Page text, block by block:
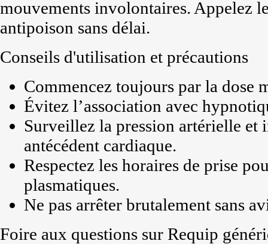
mouvements involontaires. Appelez
antipoison sans délai.
Conseils d'utilisation et précautions
Commencez toujours par la dose
Évitez l’association avec
Surveillez la pression artérielle
antécédent cardiaque.
Respectez les horaires de prise
plasmatiques.
Ne pas arrêter brutalement sans
Foire aux questions sur Requip